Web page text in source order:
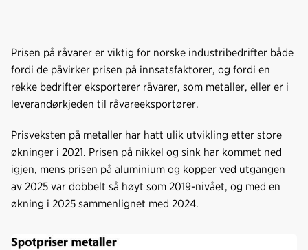
Prisen på råvarer er viktig for norske industribedrifter både
fordi de påvirker prisen på innsatsfaktorer, og fordi en
rekke bedrifter eksporterer råvarer, som metaller, eller er i
leverandørkjeden til råvareeksportører.
Prisveksten på metaller har hatt ulik utvikling etter store
økninger i 2021. Prisen på nikkel og sink har kommet ned
igjen, mens prisen på aluminium og kopper ved utgangen
av 2025 var dobbelt så høyt som 2019-nivået, og med en
økning i 2025 sammenlignet med 2024.